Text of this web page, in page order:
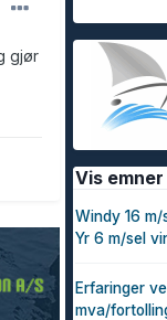
gjør
Vis emner
Windy 16
Yr 6 m/sel
Erfaringer
mva/